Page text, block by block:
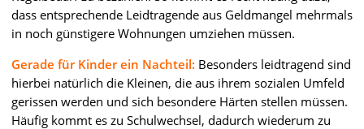
dass entsprechende Leidtragende aus Geldmangel mehrmals
in noch günstigere Wohnungen umziehen müssen.
Gerade für Kinder ein Nachteil: Besonders leidtragend sind
hierbei natürlich die Kleinen, die aus ihrem sozialen Umfeld
gerissen werden und sich besondere Härten stellen müssen.
Häufig kommt es zu Schulwechsel, dadurch wiederum zu